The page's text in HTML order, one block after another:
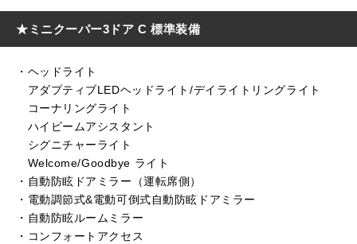
★ミニクーパー3ドア C 標準装備
・ヘッドライト
アダプティブLEDヘッドライト/デイライトリングライト
コーナリングライト
ハイビームアシスタント
シグニチャーライト
Welcome/Goodbye ライト
・自動防眩ドアミラー（運転席側）
・電動調節式&電動可倒式自動防眩ドアミラー
・自動防眩ルームミラー
・コンフォートアクセス